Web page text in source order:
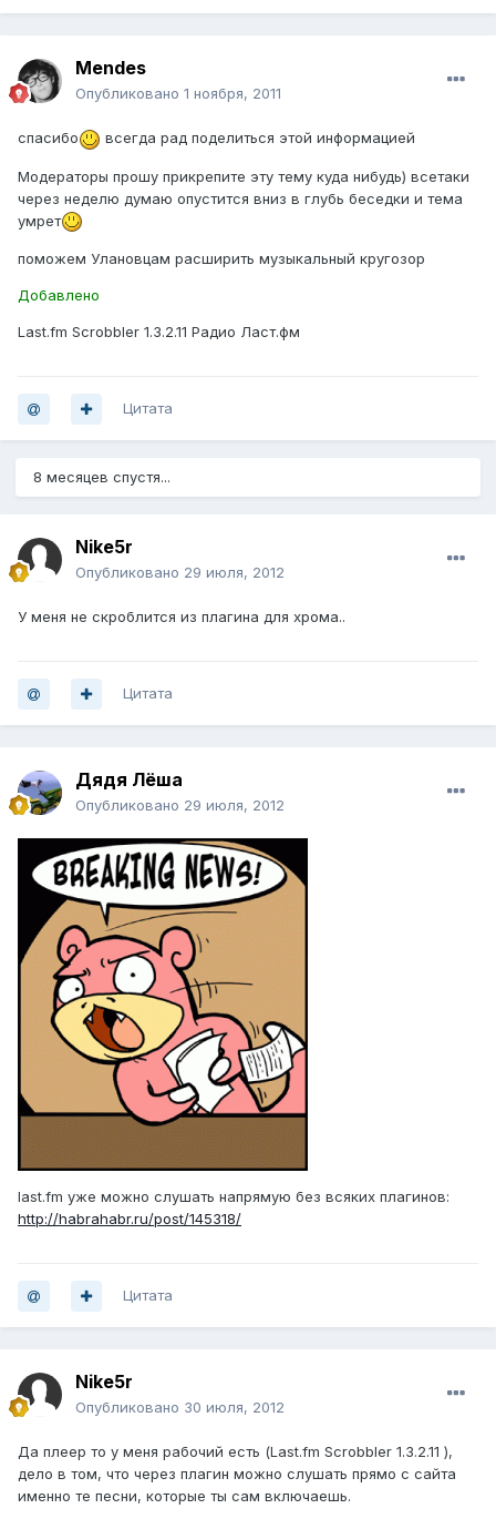
Mendes
Опубликовано 1 ноября, 2011
спасибо всегда рад поделиться этой информацией
Модераторы прошу прикрепите эту тему куда нибудь) всетаки
через неделю думаю опустится вниз в глубь беседки и тема
умрет
поможем Улановцам расширить музыкальный кругозор
Добавлено
Last.fm Scrobbler 1.3.2.11 Радио Ласт.фм
Цитата
8 месяцев спустя...
Nike5r
Опубликовано 29 июля, 2012
У меня не скроблится из плагина для хрома..
Цитата
Дядя Лёша
Опубликовано 29 июля, 2012
last.fm уже можно слушать напрямую без всяких плагинов:
http://habrahabr.ru/post/145318/
Цитата
Nike5r
Опубликовано 30 июля, 2012
Да плеер то у меня рабочий есть (Last.fm Scrobbler 1.3.2.11 ),
дело в том, что через плагин можно слушать прямо с сайта
именно те песни, которые ты сам включаешь.